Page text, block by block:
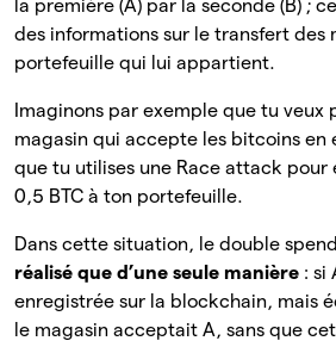
la première (A) par la seconde (B) ;
des informations sur le transfert des
portefeuille qui lui appartient.
Imaginons par exemple que tu veux
magasin qui accepte les bitcoins en
que tu utilises une Race attack pour
0,5 BTC à ton portefeuille.
Dans cette situation, le double
réalisé que d’une seule manière : si
enregistrée sur la blockchain, mais
le magasin acceptait A, sans que